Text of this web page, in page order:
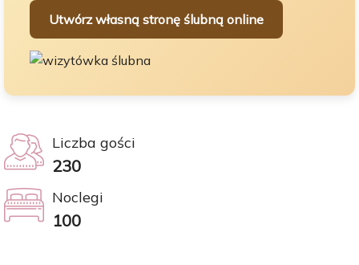
Utwórz własną stronę ślubną online
Liczba gości
230
Noclegi
100